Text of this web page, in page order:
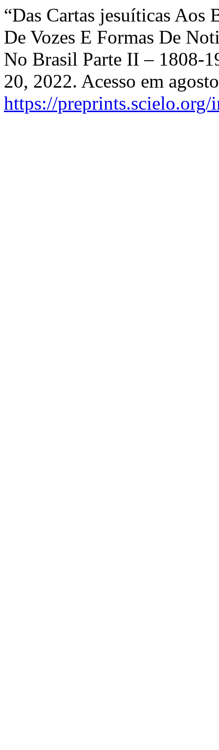
“Das Cartas jesuíticas
De Vozes E Formas De
No Brasil Parte II – 1808-
20, 2022. Acesso em
https://